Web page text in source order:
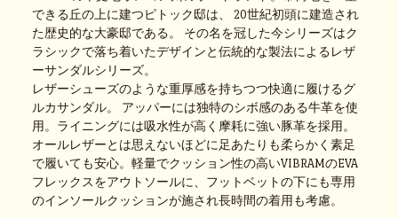
できる丘の上に建つピトック邸は、 20世紀初頭に建造され
た歴史的な大豪邸である。 その名を冠した今シリーズはク
ラシックで落ち着いたデザインと伝統的な製法によるレザ
ーサンダルシリーズ。
レザーシューズのような重厚感を持ちつつ快適に履けるグ
ルカサンダル。 アッパーには独特のシボ感のある牛革を使
用。ライニングには吸水性が高く摩耗に強い豚革を採用。
オールレザーとは思えないほどに足あたりも柔らかく素足
で履いても安心。軽量でクッション性の高いVIBRAMのEVA
フレックスをアウトソールに、フットベットの下にも専用
のインソールクッションが施され長時間の着用も考慮。